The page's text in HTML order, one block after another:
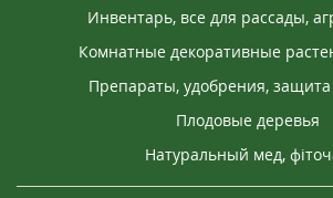
Инвентарь, все для рассады,
Комнатные декоративные
Препараты, удобрения,
Плодовые деревья
Натуральный мед,